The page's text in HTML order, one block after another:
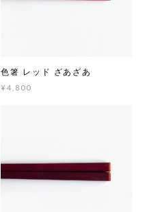
色箸 レッド ざあざあ
¥4,800